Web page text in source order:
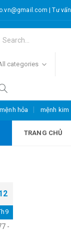
|Tư vấn
categories
mệnh hỏa mệnh kim
TRANG CHỦ
-